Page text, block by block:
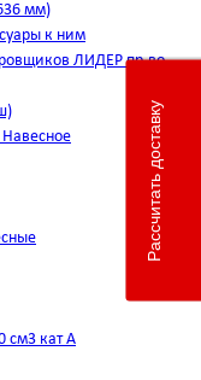
мм)
к ним
ЛИДЕР пр-во
см3 кат А
Рассчитать доставку